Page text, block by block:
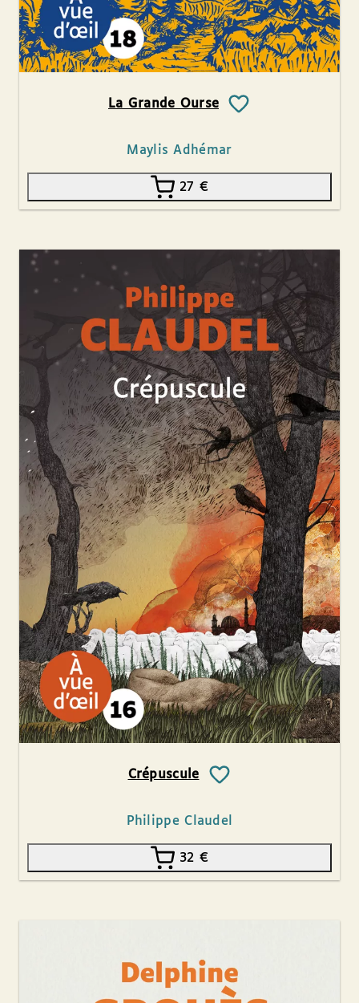
La Grande Ourse
Maylis Adhémar
27 €
Crépuscule
Philippe Claudel
32 €